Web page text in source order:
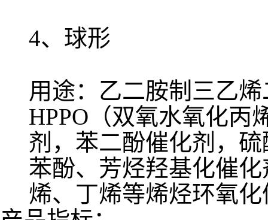
4、球形
用途：乙二胺制三乙
HPPO（双氧水氧化丙
剂，苯二酚催化剂，
苯酚、芳烃羟基化催
烯、丁烯等烯烃环氧